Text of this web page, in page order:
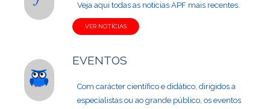
Veja aqui todas as noticias APF mais recentes.
VER NOTÍCIAS
EVENTOS
Com carácter científico e didático, dirigidos a
especialistas ou ao grande público, os eventos